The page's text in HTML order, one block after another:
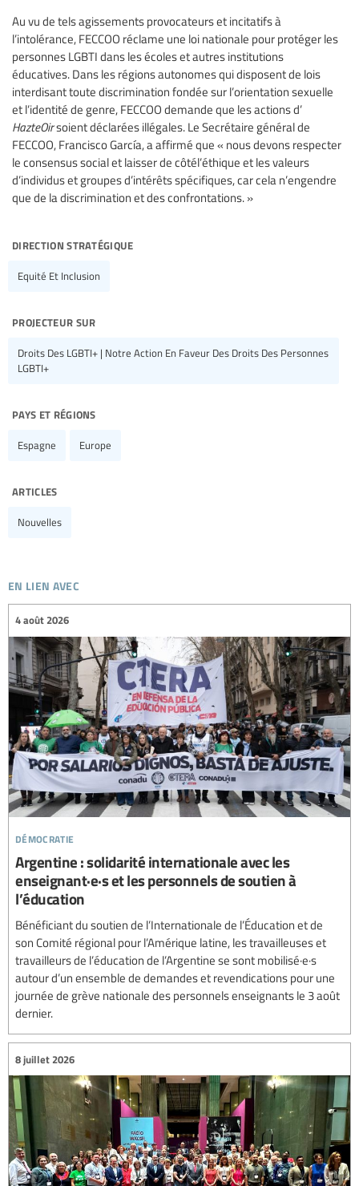
Au vu de tels agissements provocateurs et incitatifs à
l’intolérance, FECCOO réclame une loi nationale pour protéger les
personnes LGBTI dans les écoles et autres institutions
éducatives. Dans les régions autonomes qui disposent de lois
interdisant toute discrimination fondée sur l’orientation sexuelle
et l’identité de genre, FECCOO demande que les actions d’
HazteOirsoient déclarées illégales. Le Secrétaire général de
FECCOO, Francisco García, a affirmé que « nous devons respecter
le consensus social et laisser de côtél’éthique et les valeurs
d’individus et groupes d’intérêts spécifiques, car cela n’engendre
que de la discrimination et des confrontations. »
direction stratégique
Equité Et Inclusion
projecteur sur
Droits Des LGBTI+ | Notre Action En Faveur Des Droits Des Personnes
LGBTI+
pays et régions
Espagne Europe
articles
Nouvelles
en lien avec
démocratie
4 août 2026
Argentine : solidarité internationale avec les
enseignant·e·s et les personnels de soutien à
l’éducation
Bénéficiant du soutien de l’Internationale de l’Éducation et de
son Comité régional pour l’Amérique latine, les travailleuses et
travailleurs de l’éducation de l’Argentine se sont mobilisé·e·s
autour d’un ensemble de demandes et revendications pour une
journée de grève nationale des personnels enseignants le 3 août
dernier.
8 juillet 2026